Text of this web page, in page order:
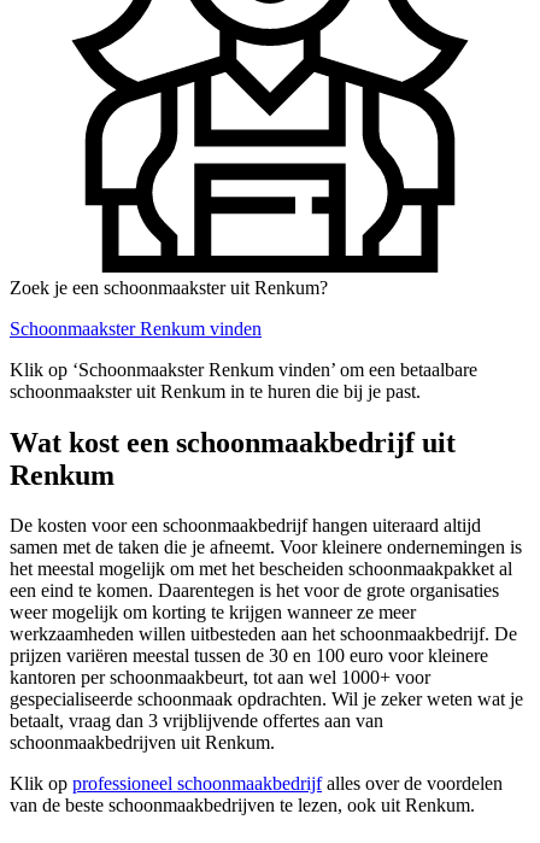
Zoek je een schoonmaakster uit Renkum?
Schoonmaakster Renkum vinden
Klik op ‘Schoonmaakster Renkum vinden’ om een betaalbare
schoonmaakster uit Renkum in te huren die bij je past.
Wat kost een schoonmaakbedrijf uit
Renkum
De kosten voor een schoonmaakbedrijf hangen uiteraard altijd
samen met de taken die je afneemt. Voor kleinere ondernemingen is
het meestal mogelijk om met het bescheiden schoonmaakpakket al
een eind te komen. Daarentegen is het voor de grote organisaties
weer mogelijk om korting te krijgen wanneer ze meer
werkzaamheden willen uitbesteden aan het schoonmaakbedrijf. De
prijzen variëren meestal tussen de 30 en 100 euro voor kleinere
kantoren per schoonmaakbeurt, tot aan wel 1000+ voor
gespecialiseerde schoonmaak opdrachten. Wil je zeker weten wat je
betaalt, vraag dan 3 vrijblijvende offertes aan van
schoonmaakbedrijven uit Renkum.
Klik op professioneel schoonmaakbedrijfalles over de voordelen
van de beste schoonmaakbedrijven te lezen, ook uit Renkum.